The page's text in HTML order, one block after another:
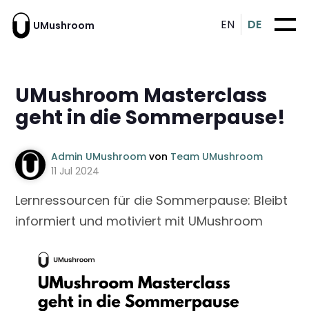
UMushroom EN DE
UMushroom Masterclass
geht in die Sommerpause!
Admin UMushroomvon Team UMushroom
11 Jul 2024
Lernressourcen für die Sommerpause: Bleibt
informiert und motiviert mit UMushroom